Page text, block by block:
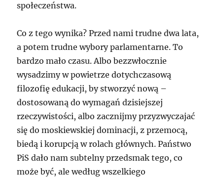
społeczeństwa.
Co z tego wynika? Przed nami trudne dwa lata,
a potem trudne wybory parlamentarne. To
bardzo mało czasu. Albo bezzwłocznie
wysadzimy w powietrze dotychczasową
filozofię edukacji, by stworzyć nową –
dostosowaną do wymagań dzisiejszej
rzeczywistości, albo zacznijmy przyzwyczajać
się do moskiewskiej dominacji, z przemocą,
biedą i korupcją w rolach głównych. Państwo
PiS dało nam subtelny przedsmak tego, co
może być, ale według wszelkiego